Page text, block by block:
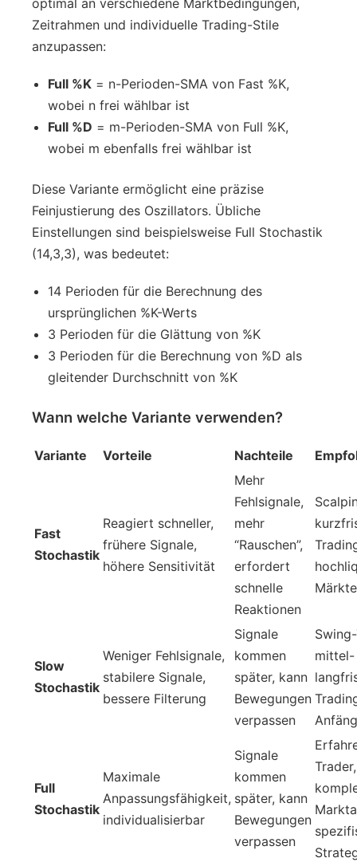
Zeitrahmen und individuelle Trading-Stile
anzupassen:
Full %K = n-Perioden-SMA von Fast %K,
wobei n frei wählbar ist
Full %D = m-Perioden-SMA von Full %K,
wobei m ebenfalls frei wählbar ist
Diese Variante ermöglicht eine präzise
Feinjustierung des Oszillators. Übliche
Einstellungen sind beispielsweise Full Stochastik
(14,3,3), was bedeutet:
14 Perioden für die Berechnung des
ursprünglichen %K-Werts
3 Perioden für die Glättung von %K
3 Perioden für die Berechnung von %D als
gleitender Durchschnitt von %K
Wann welche Variante verwenden?
Variante Vorteile Nachteile
Fast
Stochastik
Reagiert schneller,
frühere Signale,
höhere Sensitivität
Mehr
Fehlsignale,
mehr
“Rauschen”,
erfordert
schnelle
Reaktionen
Märkte
Slow
Stochastik
Weniger Fehlsignale,
stabilere Signale,
bessere Filterung
Signale
kommen
später, kann
Bewegungen
verpassen
Full
Stochastik
Maximale
Anpassungsfähigkeit,
individualisierbar
Signale
kommen
später, kann
Bewegungen
verpassen
Trader,